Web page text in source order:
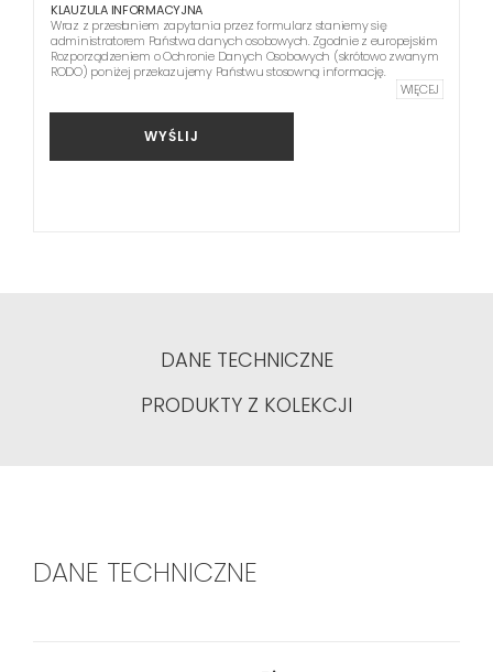
KLAUZULA INFORMACYJNA
Wraz z przesłaniem zapytania przez formularz staniemy się
administratorem Państwa danych osobowych. Zgodnie z europejskim
Rozporządzeniem o Ochronie Danych Osobowych (skrótowo zwanym
RODO) poniżej przekazujemy Państwu stosowną informację.
WIĘCEJ
WYŚLIJ
DANE TECHNICZNE
PRODUKTY Z KOLEKCJI
DANE TECHNICZNE